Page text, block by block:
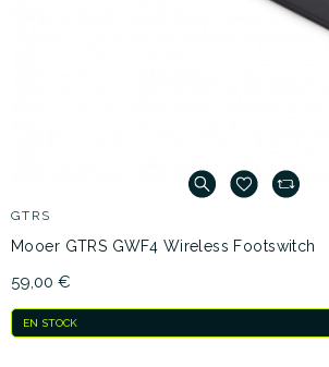
GTRS
Mooer GTRS GWF4 Wireless Footswitch
59,00 €
EN STOCK